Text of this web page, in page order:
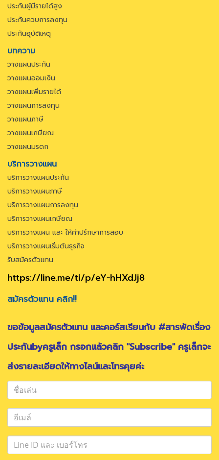
ประกันผู้มีรายได้สูง
ประกันควบการลงทุน
ประกันอุบัติเหตุ
บทความ
วางแผนประกัน
วางแผนออมเงิน
วางแผนเพิ่มรายได้
วางแผนการลงทุน
วางแผนภาษี
วางแผนเกษียณ
วางแผนมรดก
บริการวางแผน
บริการวางแผนประกัน
บริการวางแผนภาษี
บริการวางแผนการลงทุน
บริการวางแผนเกษียณ
บริการวางแผน และ ให้คำปรึกษาการสอบ
บริการวางแผนเริ่มต้นธุรกิจ
รับสมัครตัวแทน
https://line.me/ti/p/eY-hHXdJj8
สมัครตัวแทน คลิก!!
ขอข้อมูลสมัครตัวแทน และคอร์สเรียนกับ #สารพัดเรื่อง
ประกันbyครูเล็ก กรอกแล้วคลิก "Subscribe" ครูเล็กจะ
ส่งรายละเอียดให้ทางไลน์และโทรคุยค่ะ